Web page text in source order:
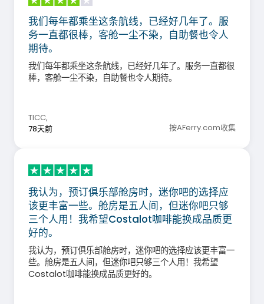
我们每年都乘坐这条航线，已经好几年了。服
务一直都很棒，客舱一尘不染，自助餐也令人
期待。
我们每年都乘坐这条航线，已经好几年了。服务一直都很
棒，客舱一尘不染，自助餐也令人期待。
TICC,
78天前
按AFerry.com收集
我认为，预订俱乐部舱房时，迷你吧的选择应
该更丰富一些。舱房是五人间，但迷你吧只够
三个人用！我希望Costalot咖啡能换成品质更
好的。
我认为，预订俱乐部舱房时，迷你吧的选择应该更丰富一
些。舱房是五人间，但迷你吧只够三个人用！我希望
Costalot咖啡能换成品质更好的。